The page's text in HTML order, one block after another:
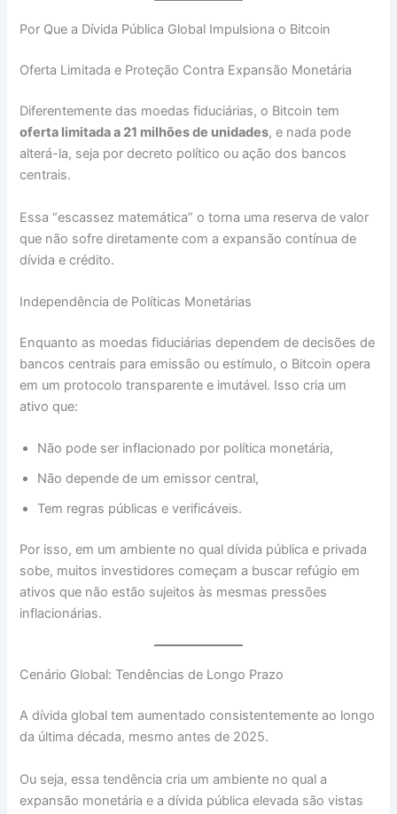
Por Que a Dívida Pública Global Impulsiona o Bitcoin
Oferta Limitada e Proteção Contra Expansão Monetária
Diferentemente das moedas fiduciárias, o Bitcoin tem
oferta limitada a 21 milhões de unidades, e nada pode
alterá-la, seja por decreto político ou ação dos bancos
centrais.
Essa “escassez matemática” o torna uma reserva de valor
que não sofre diretamente com a expansão contínua de
dívida e crédito.
Independência de Políticas Monetárias
Enquanto as moedas fiduciárias dependem de decisões de
bancos centrais para emissão ou estímulo, o Bitcoin opera
em um protocolo transparente e imutável. Isso cria um
ativo que:
Não pode ser inflacionado por política monetária,
Não depende de um emissor central,
Tem regras públicas e verificáveis.
Por isso, em um ambiente no qual dívida pública e privada
sobe, muitos investidores começam a buscar refúgio em
ativos que não estão sujeitos às mesmas pressões
inflacionárias.
Cenário Global: Tendências de Longo Prazo
A dívida global tem aumentado consistentemente ao longo
da última década, mesmo antes de 2025.
Ou seja, essa tendência cria um ambiente no qual a
expansão monetária e a dívida pública elevada são vistas